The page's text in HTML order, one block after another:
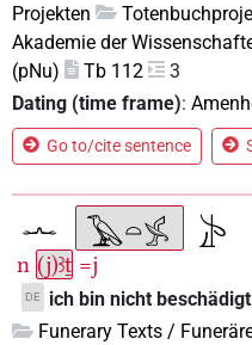
Projekten
Akademie der
(pNu)
Tb 112
3
Dating (time frame):
Go to/cite sentence
n (j)ꜣṯ =j
DE
ich bin nicht
Funerary Texts /